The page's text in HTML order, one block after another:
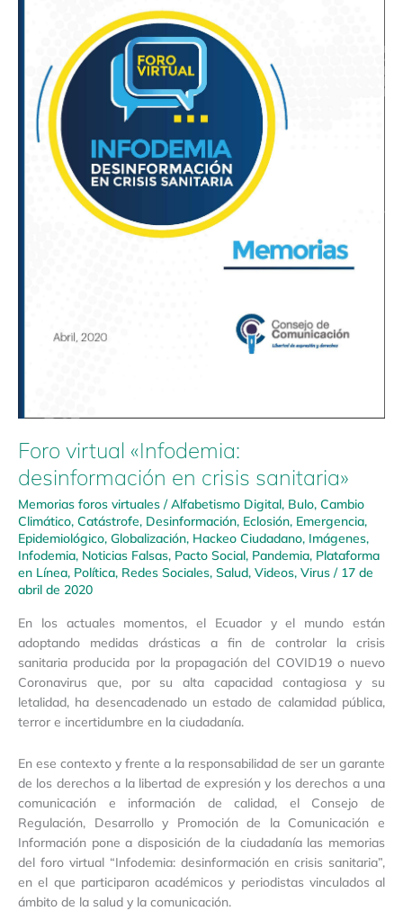
Foro virtual «Infodemia:
desinformación en crisis sanitaria»
Memorias foros virtuales /Alfabetismo Digital, Bulo, Cambio
Climático, Catástrofe, Desinformación, Eclosión, Emergencia,
Epidemiológico, Globalización, Hackeo Ciudadano, Imágenes,
Infodemia, Noticias Falsas, Pacto Social, Pandemia, Plataforma
en Línea, Política, Redes Sociales, Salud, Videos, Virus / 17 de
abril de 2020
En los actuales momentos, el Ecuador y el mundo están
adoptando medidas drásticas a fin de controlar la crisis
sanitaria producida por la propagación del COVID19 o nuevo
Coronavirus que, por su alta capacidad contagiosa y su
letalidad, ha desencadenado un estado de calamidad pública,
terror e incertidumbre en la ciudadanía.
En ese contexto y frente a la responsabilidad de ser un garante
de los derechos a la libertad de expresión y los derechos a una
comunicación e información de calidad, el Consejo de
Regulación, Desarrollo y Promoción de la Comunicación e
Información pone a disposición de la ciudadanía las memorias
del foro virtual “Infodemia: desinformación en crisis sanitaria”,
en el que participaron académicos y periodistas vinculados al
ámbito de la salud y la comunicación.